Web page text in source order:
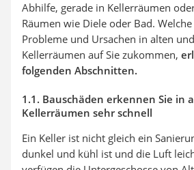
Abhilfe, gerade in Kellerräumen
Räumen wie Diele oder Bad.
Probleme und Ursachen in alten
Kellerräumen auf Sie zukommen,
folgenden Abschnitten.
1.1. Bauschäden erkennen Sie in
Kellerräumen sehr schnell
Ein Keller ist nicht gleich ein
dunkel und kühl ist und die Luft